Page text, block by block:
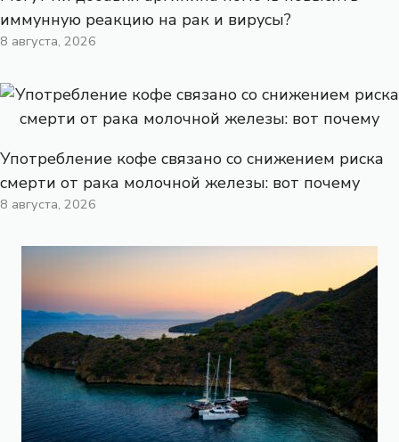
иммунную реакцию на рак и вирусы?
8 августа, 2026
Употребление кофе связано со снижением риска
смерти от рака молочной железы: вот почему
8 августа, 2026